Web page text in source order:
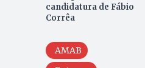
candidatura de Fábio
Corrêa
AMAB